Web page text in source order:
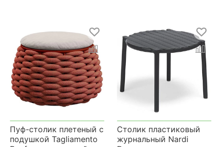
Пуф-столик плетеный с
подушкой Tagliamento
Столик пластиковый
журнальный Nardi